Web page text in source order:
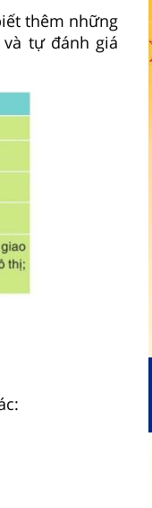
thêm những
tự đánh giá